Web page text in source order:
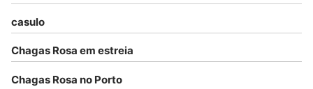
casulo
Chagas Rosa em estreia
Chagas Rosa no Porto